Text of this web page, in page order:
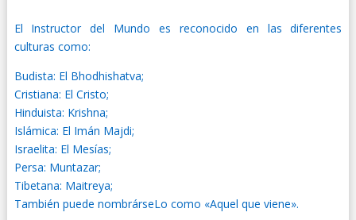
El Instructor del Mundo es reconocido en las diferentes
culturas como:
Budista: El Bhodhishatva;
Cristiana: El Cristo;
Hinduista: Krishna;
Islámica: El Imán Majdi;
Israelita: El Mesías;
Persa: Muntazar;
Tibetana: Maitreya;
También puede nombrárseLo como «Aquel que viene».